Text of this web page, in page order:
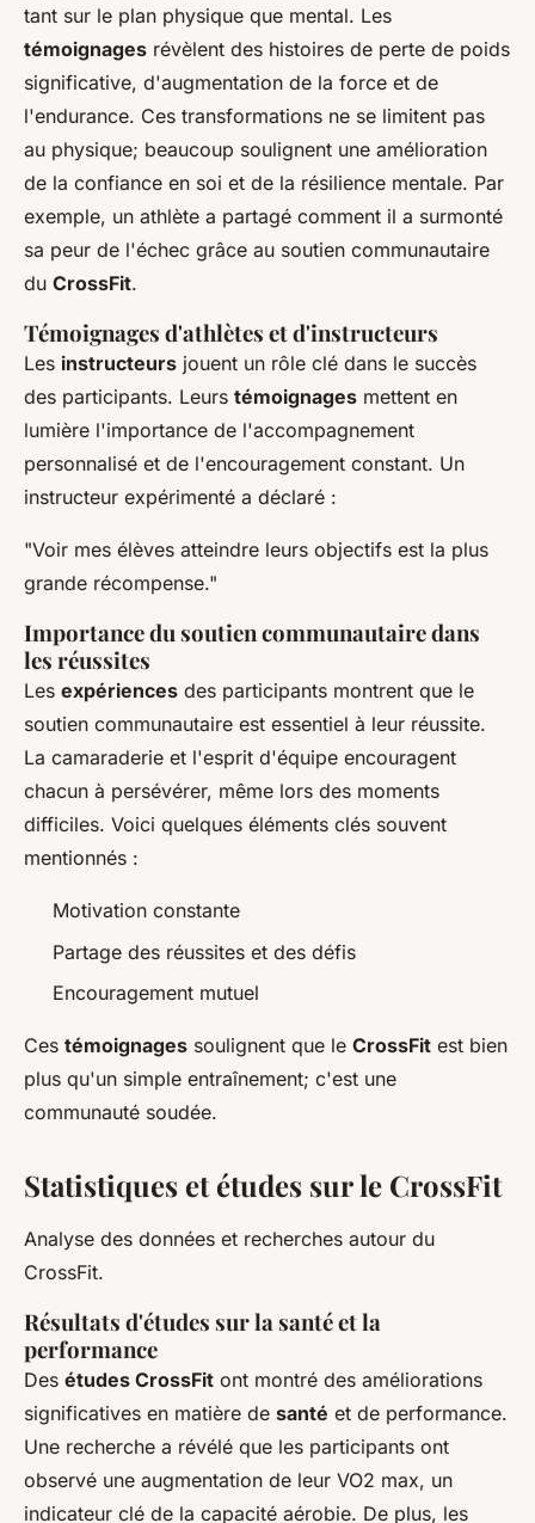
tant sur le plan physique que mental. Les
témoignages révèlent des histoires de perte de poids
significative, d'augmentation de la force et de
l'endurance. Ces transformations ne se limitent pas
au physique; beaucoup soulignent une amélioration
de la confiance en soi et de la résilience mentale. Par
exemple, un athlète a partagé comment il a surmonté
sa peur de l'échec grâce au soutien communautaire
du CrossFit.
Témoignages d'athlètes et d'instructeurs
Les instructeurs jouent un rôle clé dans le succès
des participants. Leurs témoignages mettent en
lumière l'importance de l'accompagnement
personnalisé et de l'encouragement constant. Un
instructeur expérimenté a déclaré :
"Voir mes élèves atteindre leurs objectifs est la plus
grande récompense."
Importance du soutien communautaire dans
les réussites
Les expériences des participants montrent que le
soutien communautaire est essentiel à leur réussite.
La camaraderie et l'esprit d'équipe encouragent
chacun à persévérer, même lors des moments
difficiles. Voici quelques éléments clés souvent
mentionnés :
Motivation constante
Partage des réussites et des défis
Encouragement mutuel
Ces témoignages soulignent que le CrossFit est bien
plus qu'un simple entraînement; c'est une
communauté soudée.
Statistiques et études sur le CrossFit
Analyse des données et recherches autour du
CrossFit.
Résultats d'études sur la santé et la
performance
Des études CrossFit ont montré des améliorations
significatives en matière de santé et de performance.
Une recherche a révélé que les participants ont
observé une augmentation de leur VO2 max, un
indicateur clé de la capacité aérobie. De plus, les